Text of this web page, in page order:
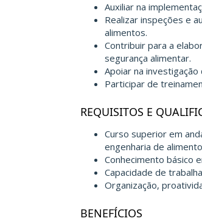
Auxiliar na
Realizar inspeções e
alimentos.
Contribuir para a
segurança alimentar.
Apoiar na
Participar de
REQUISITOS E
Curso superior em
engenharia de
Conhecimento básico
Capacidade de
Organização,
BENEFÍCIOS